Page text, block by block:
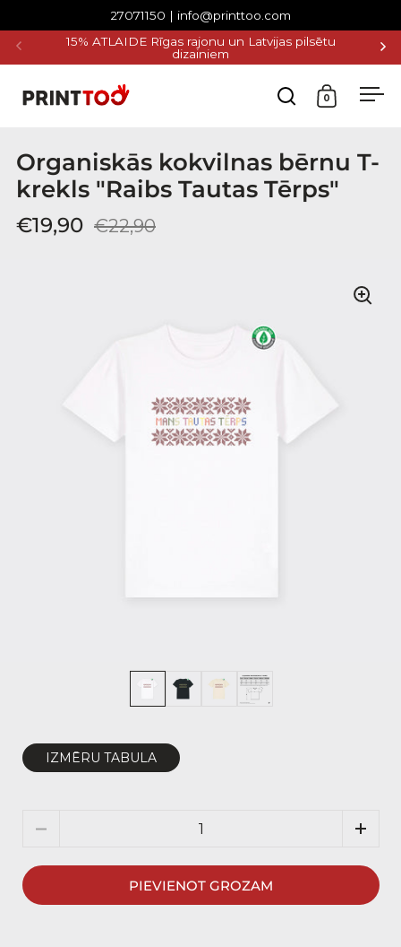
Pāriet uz saturu27071150 | info@printtoo.com
15% ATLAIDE Rīgas rajonu un Latvijas pilsētu
dizainiem
Atvērt
0
Organiskās kokvilnas bērnu T-
krekls "Raibs Tautas Tērps"
€19,90 €22,90
IZMĒRU TABULA
PIEVIENOT GROZAM